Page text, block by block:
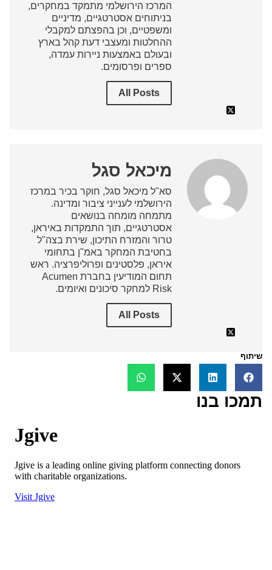
המרכז הירושלמי מתמקד במחקרים,
בניתוחים אסטרטגיים, מדיניים
ומשפטיים, וכן בהפצתם למקבלי
ההחלטות ומעצבי דעת קהל בארץ
ובעולם באמצעות ניירות עמדה,
ספרים ופרסומים.
All Posts
מיכאל סגל
סא"ל מיכאל סגל, חוקר בכיר במרכז
הירושלמי לענייני ציבור ומדינה.
מתמחה מומחה בנושאים
אסטרטגיים, תוך התמקדות באיראן,
טרור והמזרח התיכון, שירת בצה"ל
בחטיבת המחקר באמ"ן בתחומי
איראן, פלסטינים ופרוליפרציה. ראש
תחום המודיעין בחברת Acumen
Risk למחקר סיכונים ואיומים.
All Posts
שיתוף
תמכו בנו